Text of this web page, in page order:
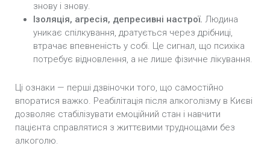
знову і знову.
Ізоляція, агресія, депресивні настрої. Людина
уникає спілкування, дратується через дрібниці,
втрачає впевненість у собі. Це сигнал, що психіка
потребує відновлення, а не лише фізичне лікування.
Ці ознаки — перші дзвіночки того, що самостійно
впоратися важко. Реабілітація після алкоголізму в Києві
дозволяє стабілізувати емоційний стан і навчити
пацієнта справлятися з життєвими труднощами без
алкоголю.